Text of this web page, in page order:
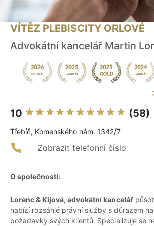
VÍTĚZ PLEBISCITY ORLOVÉ
Advokátní kancelář Martin
10 (58)
Třebíč, Komenského nám. 1342/7
Zobrazit telefonní číslo
O společnosti:
Lorenc & Kijová, advokátní kancelář
nabízí rozsáhlé právní služby s důrazem
požadavky svých klientů. Specializuje se